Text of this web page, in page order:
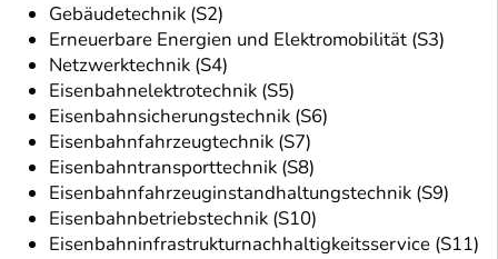
Gebäudetechnik (S2)
Erneuerbare Energien und Elektromobilität (S3)
Netzwerktechnik (S4)
Eisenbahnelektrotechnik (S5)
Eisenbahnsicherungstechnik (S6)
Eisenbahnfahrzeugtechnik (S7)
Eisenbahntransporttechnik (S8)
Eisenbahnfahrzeuginstandhaltungstechnik (S9)
Eisenbahnbetriebstechnik (S10)
Eisenbahninfrastrukturnachhaltigkeitsservice (S11)